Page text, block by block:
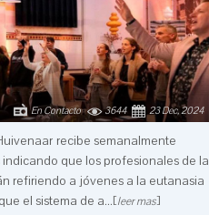
23 Dec, 2024
3644
En Contacto
recibe semanalmente
que los profesionales de la
refiriendo a jóvenes a la eutanasia
el sistema de a...[leer mas]